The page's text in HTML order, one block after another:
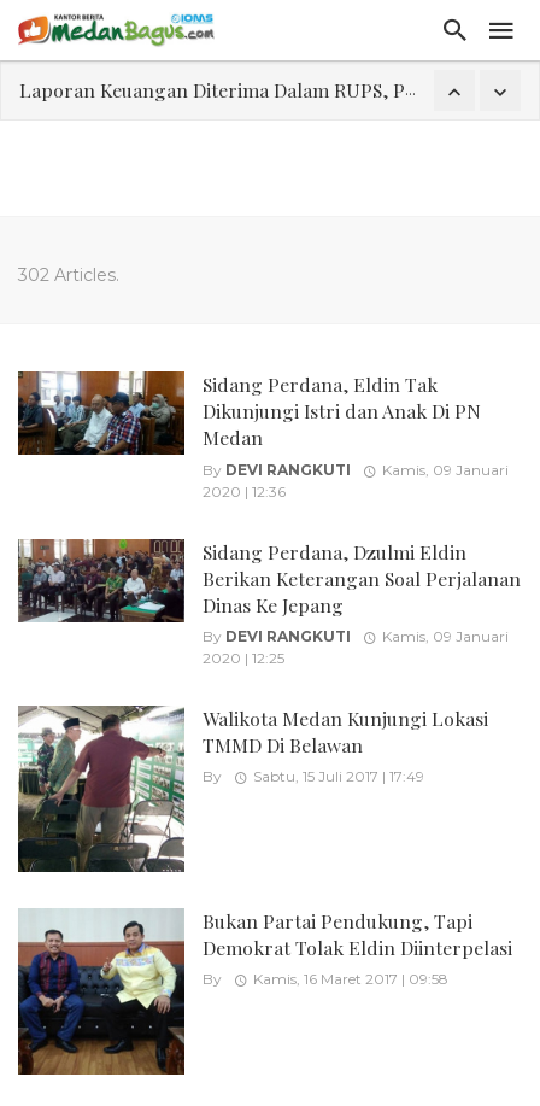
Laporan Keuangan Diterima Dalam RUPS, Pelaporan Hingga Penahanan Mantan Direktur PT GKS Dinilai Rancu
302 Articles.
Sidang Perdana, Eldin Tak
Dikunjungi Istri dan Anak Di PN
Medan
By DEVI RANGKUTI
Kamis, 09 Januari
2020 | 12:36
Sidang Perdana, Dzulmi Eldin
Berikan Keterangan Soal Perjalanan
Dinas Ke Jepang
By DEVI RANGKUTI
Kamis, 09 Januari
2020 | 12:25
Walikota Medan Kunjungi Lokasi
TMMD Di Belawan
By Sabtu, 15 Juli 2017 | 17:49
Bukan Partai Pendukung, Tapi
Demokrat Tolak Eldin Diinterpelasi
By Kamis, 16 Maret 2017 | 09:58